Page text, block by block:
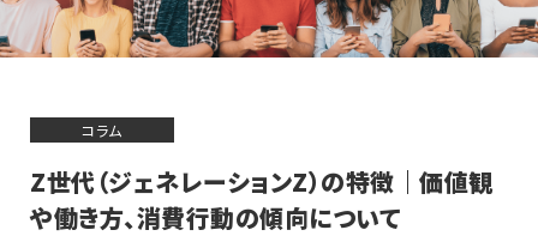
コラム
​​Z世代（ジェネレーションZ）の特徴｜価値観
や働き方、消費行動の傾向について